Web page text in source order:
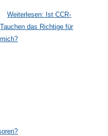
Weiterlesen: Ist CCR-
Tauchen das Richtige für
mich?